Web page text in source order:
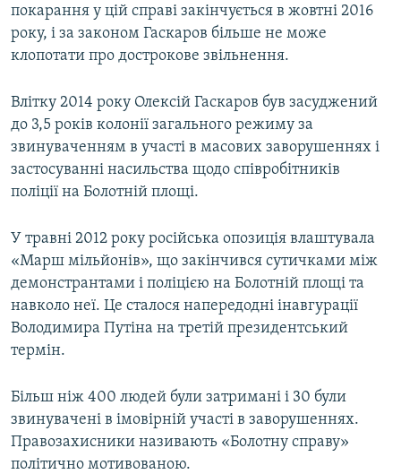
покарання у цій справі закінчується в жовтні 2016
року, і за законом Гаскаров більше не може
клопотати про дострокове звільнення.
Влітку 2014 року Олексій Гаскаров був засуджений
до 3,5 років колонії загального режиму за
звинуваченням в участі в масових заворушеннях і
застосуванні насильства щодо співробітників
поліції на Болотній площі.
У травні 2012 року російська опозиція влаштувала
«Марш мільйонів», що закінчився сутичками між
демонстрантами і поліцією на Болотній площі та
навколо неї. Це сталося напередодні інавгурації
Володимира Путіна на третій президентський
термін.
Більш ніж 400 людей були затримані і 30 були
звинувачені в імовірній участі в заворушеннях.
Правозахисники називають «Болотну справу»
політично мотивованою.